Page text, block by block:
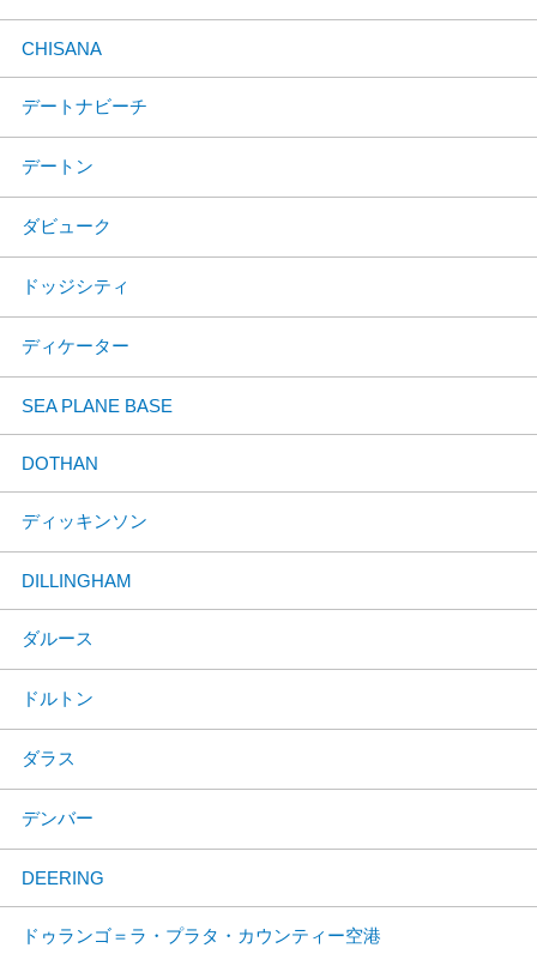
CHISANA
デートナビーチ
デートン
ダビューク
ドッジシティ
ディケーター
SEA PLANE BASE
DOTHAN
ディッキンソン
DILLINGHAM
ダルース
ドルトン
ダラス
デンバー
DEERING
ドゥランゴ＝ラ・プラタ・カウンティー空港